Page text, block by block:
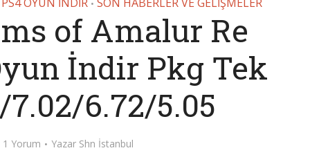
•
of Amalur Re
İndir Pkg Tek
6.72/5.05
1 Yorum Yazar Shn İstanbul